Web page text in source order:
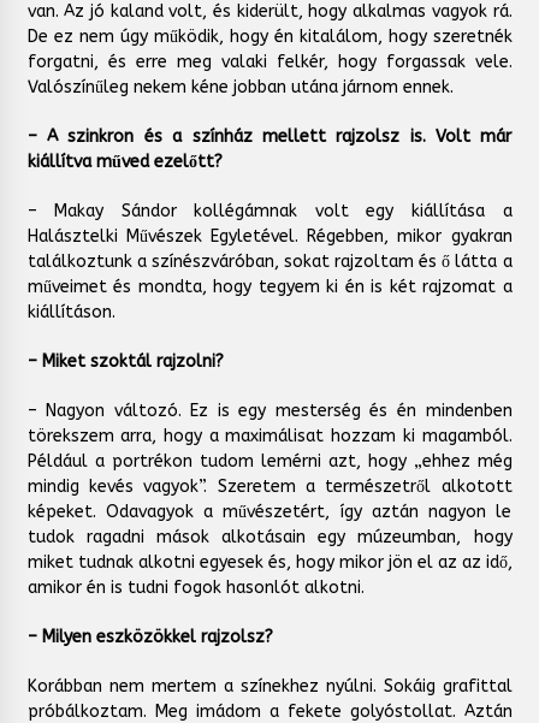
van. Az jó kaland volt, és kiderült, hogy alkalmas vagyok rá.
De ez nem úgy működik, hogy én kitalálom, hogy szeretnék
forgatni, és erre meg valaki felkér, hogy forgassak vele.
Valószínűleg nekem kéne jobban utána járnom ennek.
– A szinkron és a színház mellett rajzolsz is. Volt már
kiállítva műved ezelőtt?
– Makay Sándor kollégámnak volt egy kiállítása a
Halásztelki Művészek Egyletével. Régebben, mikor gyakran
találkoztunk a színészváróban, sokat rajzoltam és ő látta a
műveimet és mondta, hogy tegyem ki én is két rajzomat a
kiállításon.
– Miket szoktál rajzolni?
– Nagyon változó. Ez is egy mesterség és én mindenben
törekszem arra, hogy a maximálisat hozzam ki magamból.
Például a portrékon tudom lemérni azt, hogy „ehhez még
mindig kevés vagyok”. Szeretem a természetről alkotott
képeket. Odavagyok a művészetért, így aztán nagyon le
tudok ragadni mások alkotásain egy múzeumban, hogy
miket tudnak alkotni egyesek és, hogy mikor jön el az az idő,
amikor én is tudni fogok hasonlót alkotni.
– Milyen eszközökkel rajzolsz?
Korábban nem mertem a színekhez nyúlni. Sokáig grafittal
próbálkoztam. Meg imádom a fekete golyóstollat. Aztán